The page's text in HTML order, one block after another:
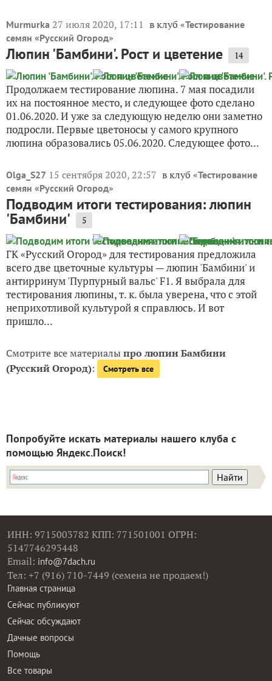
Murmurka 27 июля 2020, 17:11 в клуб «Тестирование
семян «Русский Огород»
Люпин 'Бамбини'. Рост и цветение 14
Продолжаем тестирование люпина. 7 мая посадили
их на постоянное место, и следующее фото сделано
01.06.2020. И уже за следующую неделю они заметно
подросли. Первые цветоносы у самого крупного
люпина образовались 05.06.2020. Следующее фото...
Olga_S27 15 сентября 2020, 22:57 в клуб «Тестирование
семян «Русский Огород»
Подводим итоги тестирования: люпин
'Бамбини' 5
ГК «Русский Огород» для тестирования предложила
всего две цветочные культуры — люпин 'Бамбини' и
антирринум 'Пурпурный вальс' F1. Я выбрала для
тестирования люпины, т. к. была уверена, что с этой
неприхотливой культурой я справлюсь. И вот
пришло...
Смотрите все материалыпро люпин Бамбини
(Русский Огород): Смотреть все
Попробуйте искать материалы нашего клуба с
помощью Яндекс.Поиск!
ИНН: 9715003782 КПП: 771501001 ОГРН:
5147746293448
Email: info@7dach.ru
Тел: +7 (916) 710-7449 (семена не продаем!)
Главная страница
Сейчас публикуют
Сейчас обсуждают
Дачные вопросы
Помощь
Все товары